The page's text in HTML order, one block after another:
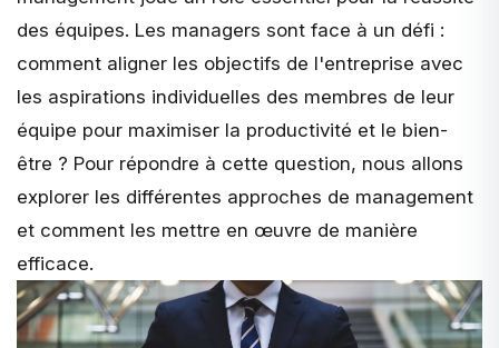
des équipes. Les managers sont face à un défi :
comment aligner les objectifs de l'entreprise avec
les aspirations individuelles des membres de leur
équipe pour maximiser la productivité et le bien-
être ? Pour répondre à cette question, nous allons
explorer les différentes approches de management
et comment les mettre en œuvre de manière
efficace.